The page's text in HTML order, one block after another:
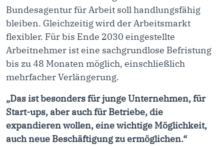
Bundesagentur für Arbeit soll handlungsfähig
bleiben. Gleichzeitig wird der Arbeitsmarkt
flexibler. Für bis Ende 2030 eingestellte
Arbeitnehmer ist eine sachgrundlose Befristung
bis zu 48 Monaten möglich, einschließlich
mehrfacher Verlängerung.
„Das ist besonders für junge Unternehmen, für
Start-ups, aber auch für Betriebe, die
expandieren wollen, eine wichtige Möglichkeit,
auch neue Beschäftigung zu ermöglichen.“